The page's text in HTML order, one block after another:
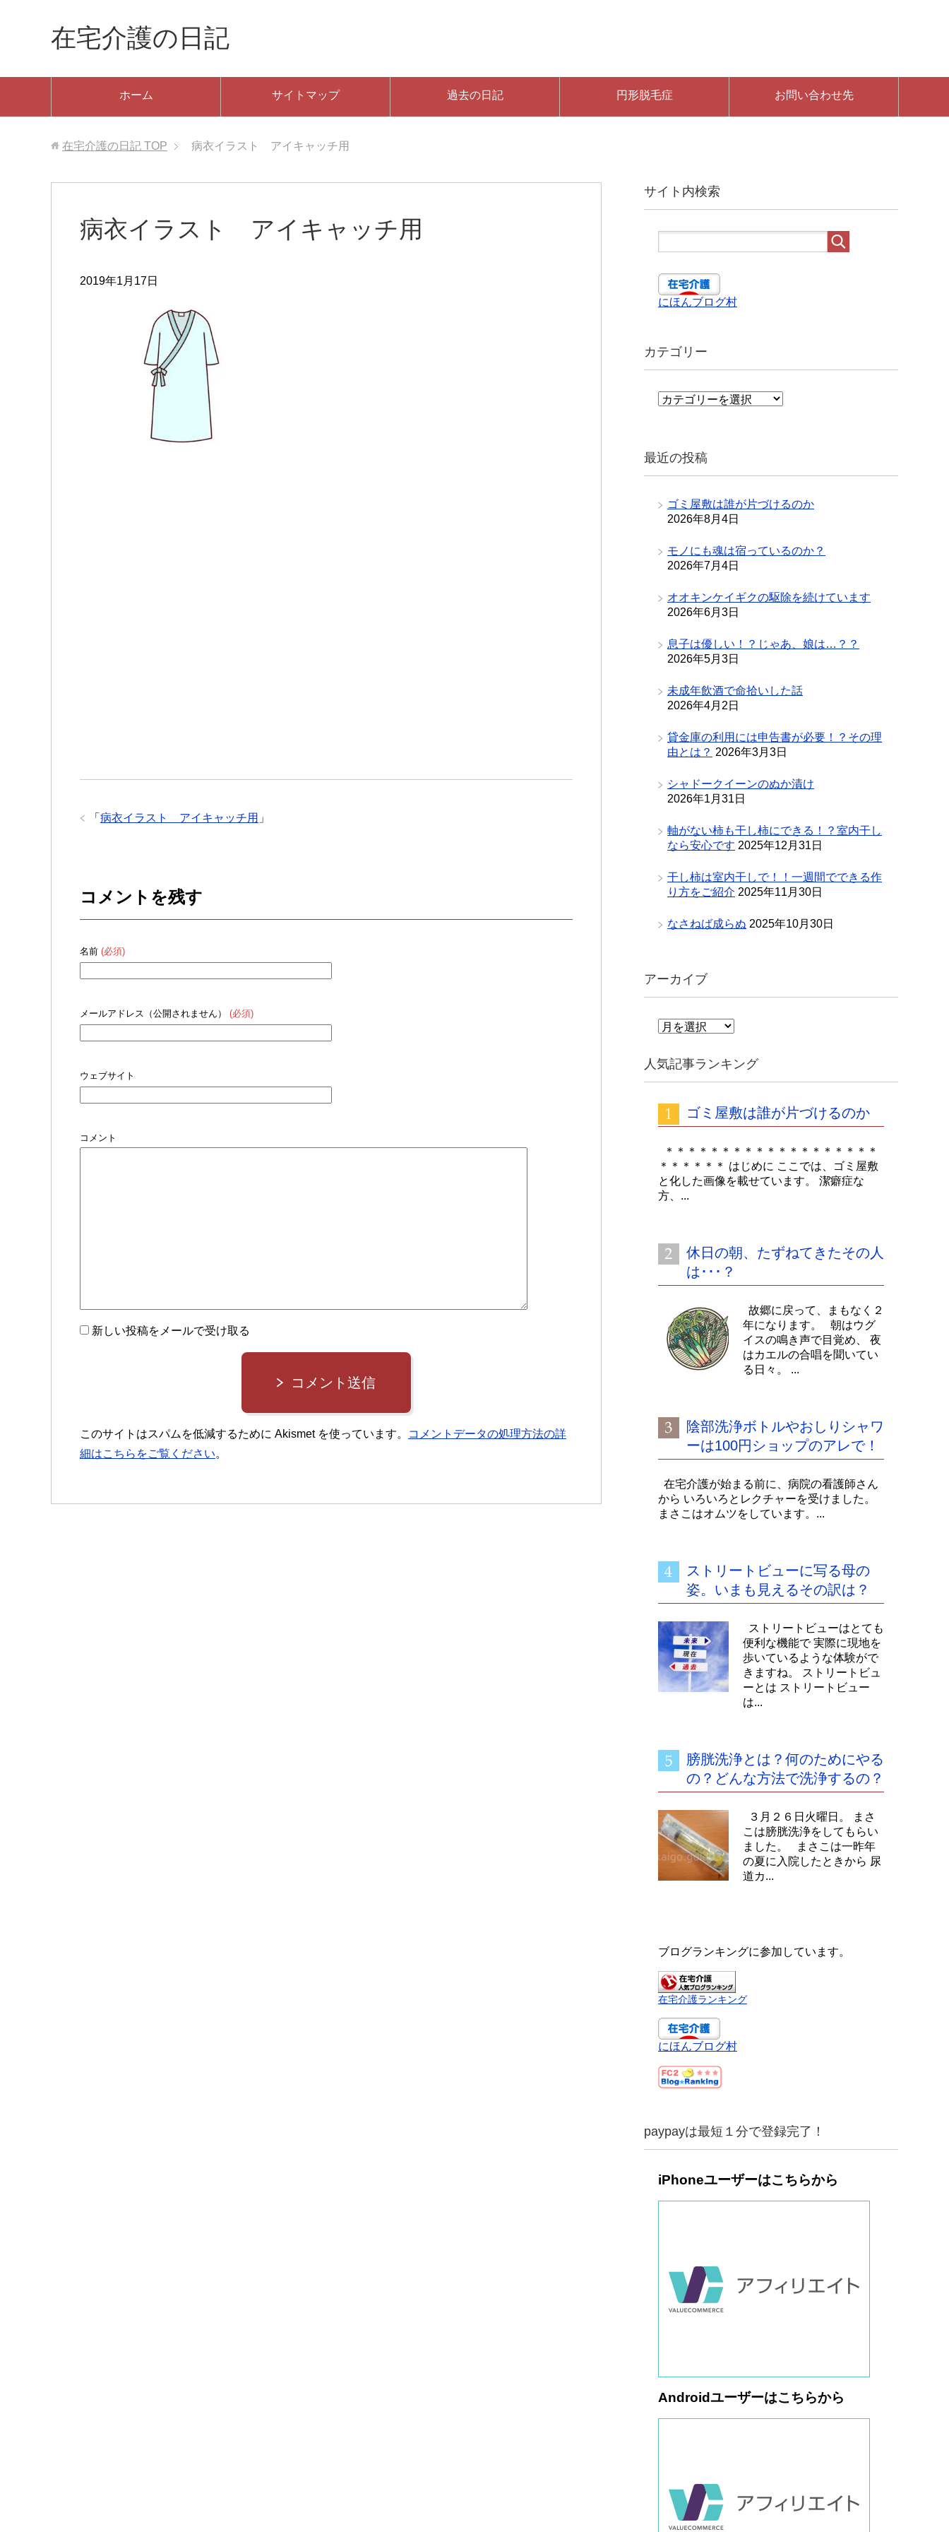
在宅介護の日記
ホーム サイトマップ 過去の日記 円形脱毛症 お問い合わせ先
在宅介護の日記 TOP 病衣イラスト アイキャッチ用
病衣イラスト アイキャッチ用
2019年1月17日
「 病衣イラスト アイキャッチ用 」
コメントを残す
名前 (必須)
メールアドレス（公開されません） (必須)
ウェブサイト
コメント
新しい投稿をメールで受け取る
コメント送信
このサイトはスパムを低減するために Akismet を使っています。
コメントデータの処理方法の詳
細はこちらをご覧ください。
サイト内検索
にほんブログ村
カテゴリー
カ
ー
最近の投稿
ゴミ屋敷は誰が片づけるのか
2026年8月4日
モノにも魂は宿っているのか？
2026年7月4日
オオキンケイギクの駆除を続けています
2026年6月3日
息子は優しい！？じゃあ、娘は…？？
2026年5月3日
未成年飲酒で命拾いした話
2026年4月2日
貸金庫の利用には申告書が必要！？その理
由とは？ 2026年3月3日
シャドークイーンのぬか漬け
2026年1月31日
軸がない柿も干し柿にできる！？室内干し
なら安心です 2025年12月31日
干し柿は室内干しで！！一週間でできる作
り方をご紹介 2025年11月30日
なさねば成らぬ 2025年10月30日
アーカイブ
ア
イ
ブ
人気記事ランキング
ゴミ屋敷は誰が片づけるのか
＊＊＊＊＊＊＊＊＊＊＊＊＊＊＊＊＊＊＊
＊＊＊＊＊＊ はじめに ここでは、ゴミ屋敷
と化した画像を載せています。 潔癖症な
方、...
休日の朝、たずねてきたその人
は･･･？
故郷に戻って、まもなく２
年になります。 朝はウグ
イスの鳴き声で目覚め、 夜
はカエルの合唱を聞いてい
る日々。 ...
陰部洗浄ボトルやおしりシャワ
ーは100円ショップのアレで！
在宅介護が始まる前に、病院の看護師さん
から いろいろとレクチャーを受けました。
まさこはオムツをしています。...
ストリートビューに写る母の
姿。いまも見えるその訳は？
ストリートビューはとても
便利な機能で 実際に現地を
歩いているような体験がで
きますね。 ストリートビュ
ーとは ストリートビュー
は...
膀胱洗浄とは？何のためにやる
の？どんな方法で洗浄するの？
３月２６日火曜日。 まさ
こは膀胱洗浄をしてもらい
ました。 まさこは一昨年
の夏に入院したときから 尿
道カ...
ブログランキングに参加しています。
在宅介護ランキング
にほんブログ村
paypayは最短１分で登録完了！
iPhoneユーザーはこちらから
Androidユーザーはこちらから